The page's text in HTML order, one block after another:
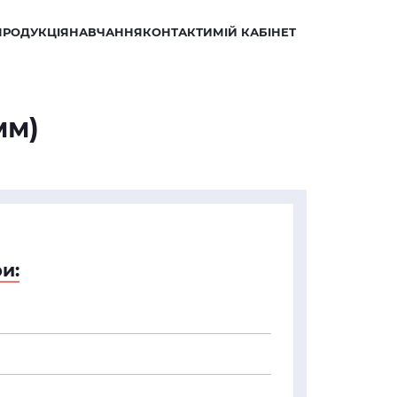
НАВЧАННЯКОНТАКТИМІЙ КАБІНЕТ